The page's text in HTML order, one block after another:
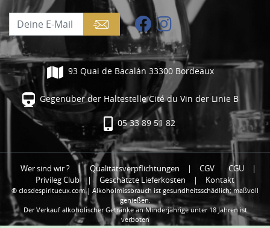
93 Quai de Bacalán 33300 Bordeaux
Gegenüber der Haltestelle Cité du Vin der Linie B
05 33 89 51 82
Wer sind wir ? | Qualitätsverpflichtungen | CGV CGU
|
Privileg Club | Geschätzte Lieferkosten | Kontakt
® closdespiritueux.com | Alkoholmissbrauch ist gesundheitsschädlich; maßvoll
genießen.
Der Verkauf alkoholischer Getränke an Minderjährige unter 18 Jahren ist
verboten